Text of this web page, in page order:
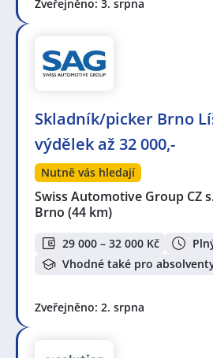
Zveřejněno: 3. srpna
Skladník/picker Brno
výdělek až 32 000,-
Nutně vás hledají
Swiss Automotive Group CZ
Brno (44 km)
29 000 – 32 000 Kč
Vhodné také pro
Zveřejněno: 2. srpna